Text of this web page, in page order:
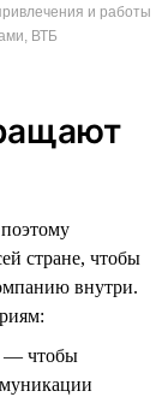
и работы
ВТБ
стране, чтобы
внутри.
— чтобы